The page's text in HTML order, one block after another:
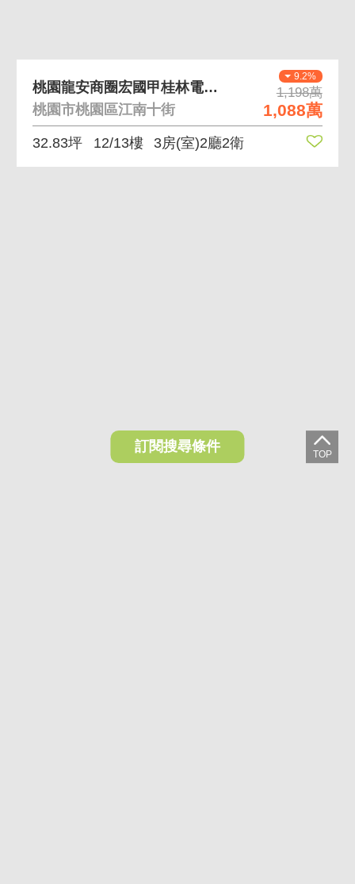
9.2%
1,198萬
1,088萬
桃園龍安商圈宏國甲桂林電梯景觀美3房
桃園市桃園區江南十街
32.83坪 12/13樓 3房(室)2廳2衛
訂閱搜尋條件